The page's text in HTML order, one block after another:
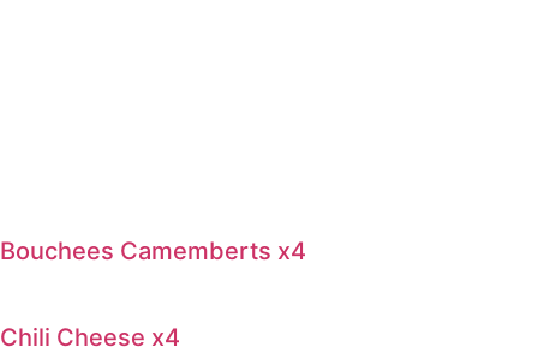
Bouchees Camemberts x4
Chili Cheese x4